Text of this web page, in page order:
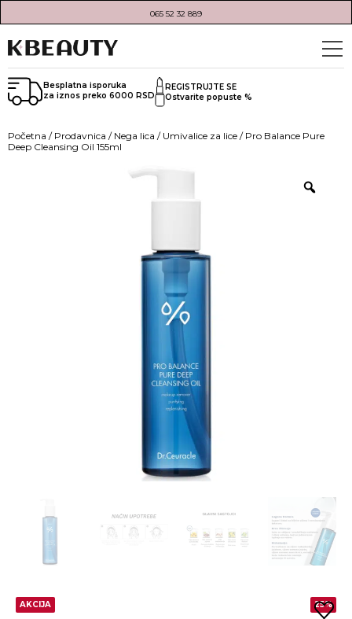
065 52 32 889
Besplatna isporuka
za iznos preko 6000 RSD
REGISTRUJTE SE
Ostvarite popuste %
Početna / Prodavnica / Nega lica / Umivalice za lice / Pro Balance Pure
Deep Cleansing Oil 155ml
AKCIJA 25%